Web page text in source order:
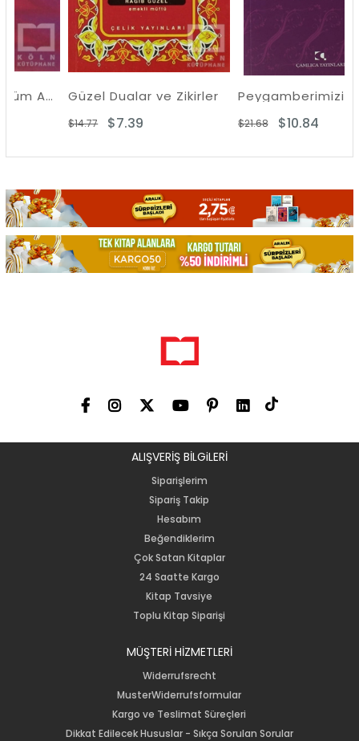
Güzel Dualar ve Zikirler
$7.39 $10.84
ALIŞVERİŞ BİLGiLERİ
Siparişlerim
Sipariş Takip
Hesabım
Beğendiklerim
Çok Satan Kitaplar
24 Saatte Kargo
Kitap Tavsiye
Toplu Kitap Siparişi
MÜŞTERİ HİZMETLERİ
Widerrufsrecht
MusterWiderrufsformular
Kargo ve Teslimat Süreçleri
Dikkat Edilecek Hususlar - Sıkça Sorulan Sorular